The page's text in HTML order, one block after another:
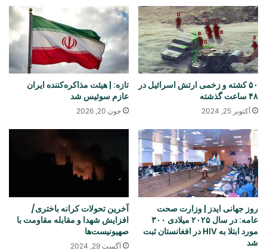
۵۰ کشته و زخمی ارتش اسرائیل در
۴۸ ساعت گذشته
آکتوبر 25, 2024
تازه: | هیئت مذاکره‌کننده ایران
عازم سوئیس شد
جون 20, 2026
روز جهانی ایدز | وزارت صحت
عامه: در سال ۲۰۲۵ میلادی ۳۰۰
مورد ابتلا به HIV در افغانستان ثبت
شد
آخرین تحولات کرانه باختری/
افزایش شهدا و مقابله مقاومت با
صهیونیست‌ها
آگست 29, 2024